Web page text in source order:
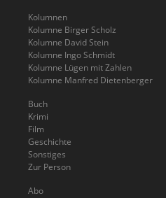
Kolumnen
Kolumne Birger Scholz
Kolumne David Stein
Kolumne Ingo Schmidt
Kolumne Lügen mit Zahlen
Kolumne Manfred Dietenberger
Buch
Krimi
Film
Geschichte
Sonstiges
Zur Person
Abo